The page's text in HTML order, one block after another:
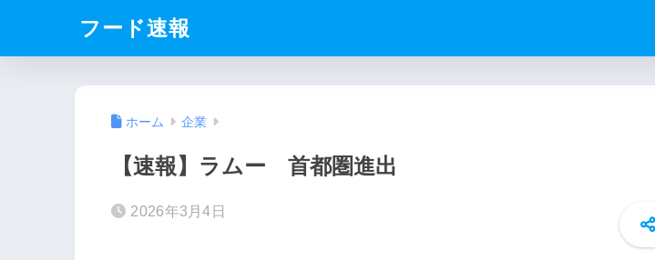
フード速報
ホーム 企業
【速報】ラムー 首都圏進出
2026年3月4日